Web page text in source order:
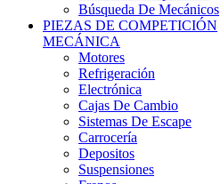
Búsqueda De Mecánicos
PIEZAS DE COMPETICIÓN
MECÁNICA
Motores
Refrigeración
Electrónica
Cajas De Cambio
Sistemas De Escape
Carrocería
Depositos
Suspensiones